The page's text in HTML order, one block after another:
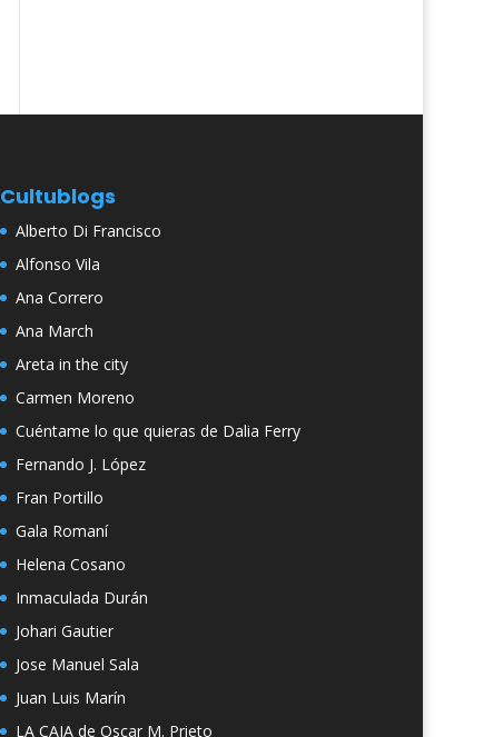
Cultublogs
Alberto Di Francisco
Alfonso Vila
Ana Correro
Ana March
Areta in the city
Carmen Moreno
Cuéntame lo que quieras de Dalia Ferry
Fernando J. López
Fran Portillo
Gala Romaní
Helena Cosano
Inmaculada Durán
Johari Gautier
Jose Manuel Sala
Juan Luis Marín
LA CAJA de Oscar M. Prieto